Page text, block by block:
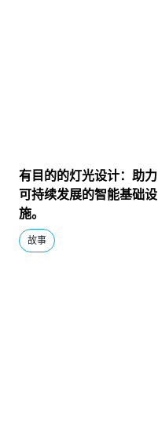
有目的的灯光设计：助力
可持续发展的智能基础设
施。
故事